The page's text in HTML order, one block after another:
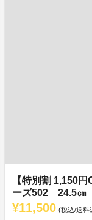
【特別割 1,150
ーズ502 24.5㎝
¥11,500 (税込/送料